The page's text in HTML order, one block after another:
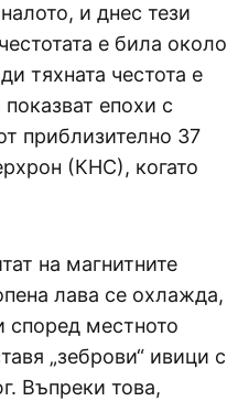
и днес тези
е била около
тяхната честота е
епохи с
приблизително 37
(КНС), когато
на магнитните
лава се охлажда,
според местното
„зеброви“ ивици с
Въпреки това,